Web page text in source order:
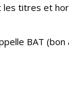
titres et
BAT